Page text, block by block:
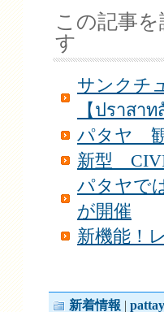
この記事
す
サンクチ
【ปราสาท
パタヤ
新型
パタヤで
が開催
新機能！
新着情報 |